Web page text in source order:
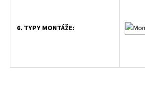
6. TYPY MONTÁŽE: